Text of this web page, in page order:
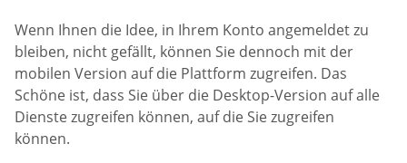
Wenn Ihnen die Idee, in Ihrem Konto angemeldet zu
bleiben, nicht gefällt, können Sie dennoch mit der
mobilen Version auf die Plattform zugreifen. Das
Schöne ist, dass Sie über die Desktop-Version auf alle
Dienste zugreifen können, auf die Sie zugreifen
können.